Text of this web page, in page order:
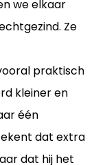
we elkaar
Ze
praktisch
kleiner en
één
dat extra
dat hij het